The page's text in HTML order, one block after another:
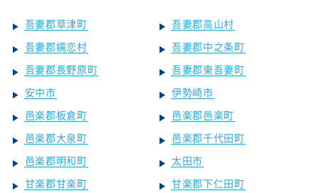
吾妻郡草津町
吾妻郡高山村
吾妻郡嬬恋村
吾妻郡中之条町
吾妻郡長野原町
吾妻郡東吾妻町
安中市
伊勢崎市
邑楽郡板倉町
邑楽郡邑楽町
邑楽郡大泉町
邑楽郡千代田町
邑楽郡明和町
太田市
甘楽郡甘楽町
甘楽郡下仁田町